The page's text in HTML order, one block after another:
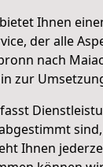
bietet Ihnen
der alle
nach
zur
Ihnen